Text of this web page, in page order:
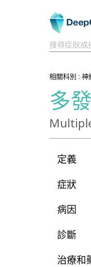
搜尋症狀或
相關科別 : 神
多
定義
症狀
病因
診斷
治療和